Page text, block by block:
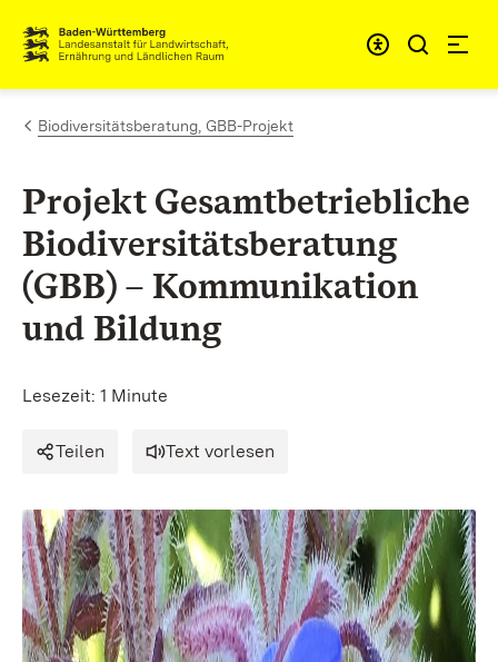
Zum Inhalt springen
Link zur Startseite
Biodiversitätsberatung, GBB-Projekt
Projekt Gesamtbetriebliche
Biodiversitätsberatung
(GBB) – Kommunikation
und Bildung
Lesezeit: 1 Minute
Teilen Text vorlesen